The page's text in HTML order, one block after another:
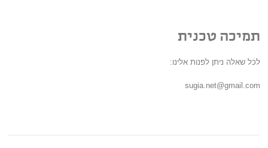
תמיכה טכנית
לכל שאלה ניתן לפנות אלינו:
sugia.net@gmail.com